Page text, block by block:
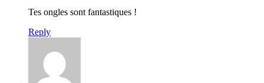
Tes ongles sont fantastiques !
Reply